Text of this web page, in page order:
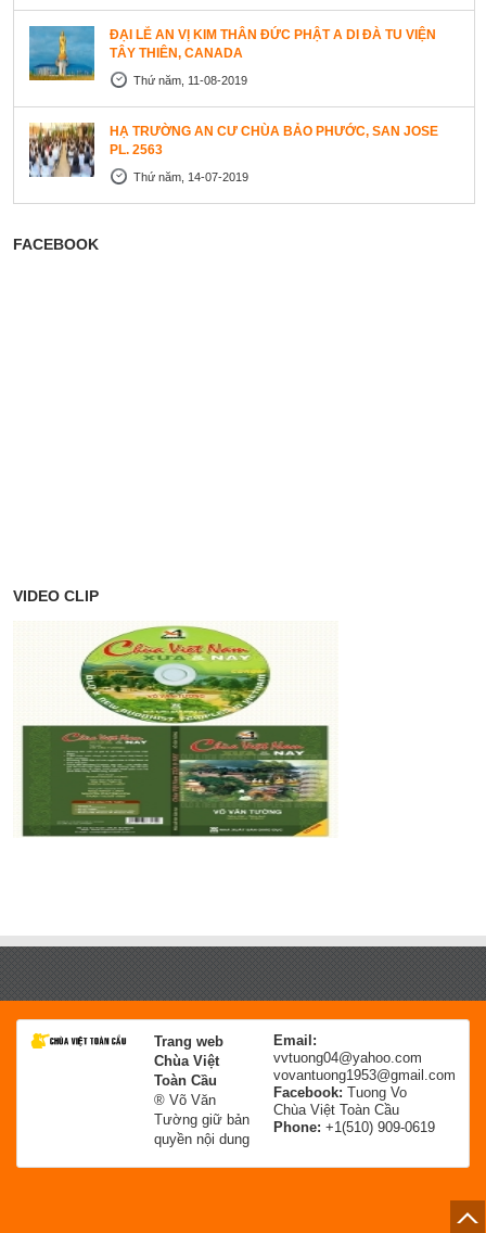
ĐẠI LỄ AN VỊ KIM THÂN ĐỨC PHẬT A DI ĐÀ TU VIỆN
TÂY THIÊN, CANADA
Thứ năm, 11-08-2019
HẠ TRƯỜNG AN CƯ CHÙA BẢO PHƯỚC, SAN JOSE
PL. 2563
Thứ năm, 14-07-2019
FACEBOOK
VIDEO CLIP
Trang web
Chùa Việt
Toàn Cầu
® Võ Văn
Tường giữ bản
quyền nội dung
Email:
vvtuong04@yahoo.com
vovantuong1953@gmail.com
Facebook: Tuong Vo
Chùa Việt Toàn Cầu
Phone: +1(510) 909-0619